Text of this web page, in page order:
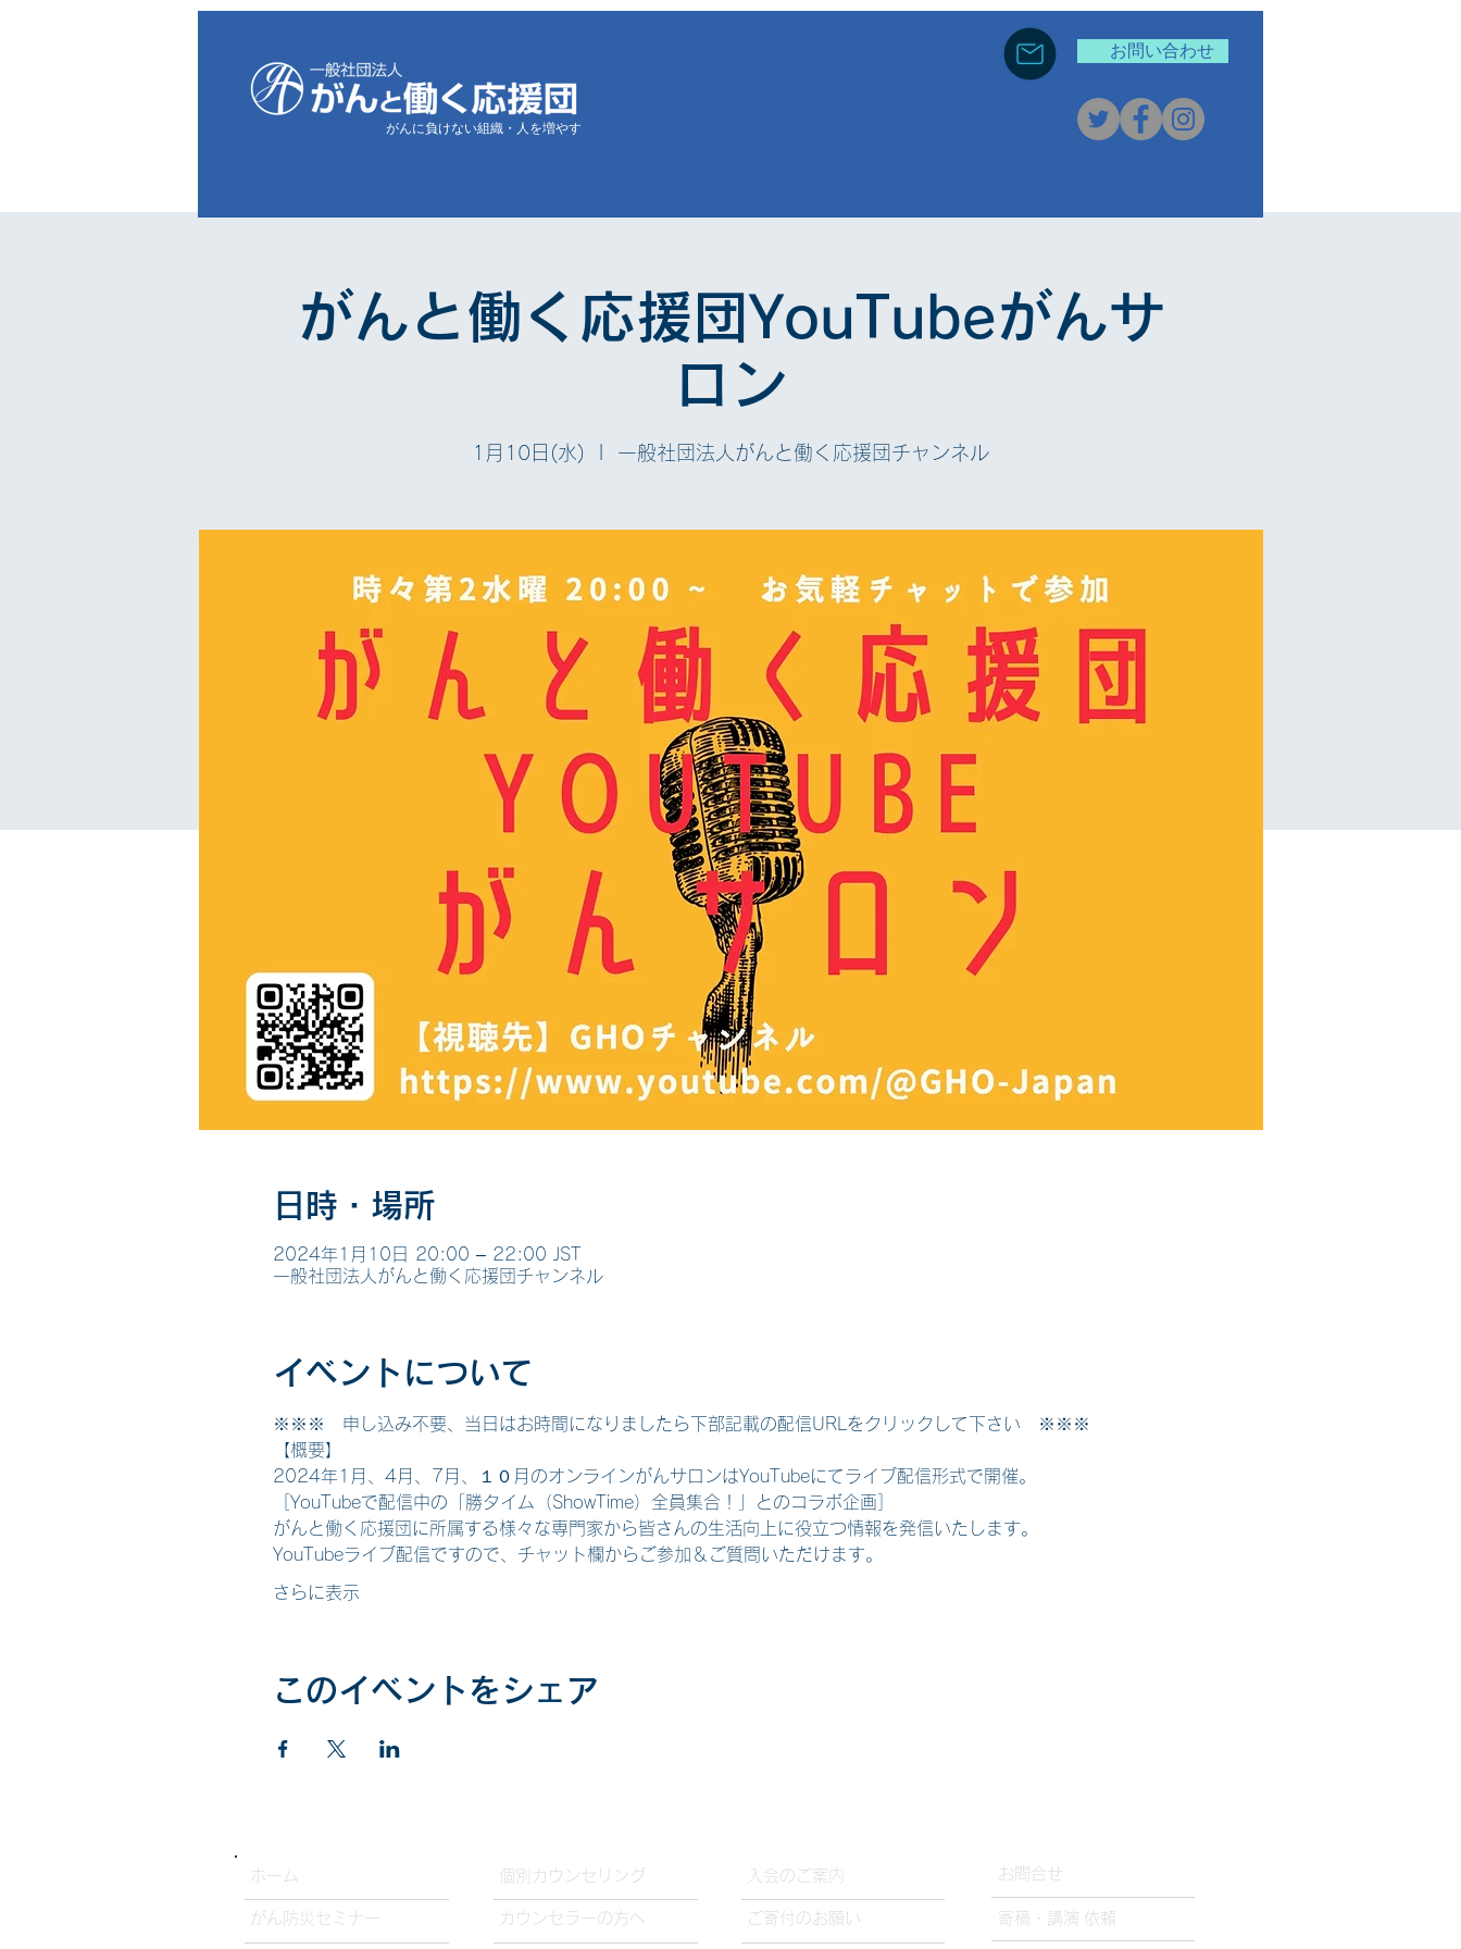
がんに負けない組織・人を増やす
お問い合わせ
がんと働く応援団YouTubeがんサ
ロン
1月10日(水) 一般社団法人がんと働く応援団チャンネル
日時・場所
2024年1月10日 20:00 – 22:00 JST
一般社団法人がんと働く応援団チャンネル
イベントについて
※※※　申し込み不要、当日はお時間になりましたら下部記載の配信URLをクリックして下さい　※※※
【概要】
2024年1月、4月、7月、１０月のオンラインがんサロンはYouTubeにてライブ配信形式で開催。
［YouTubeで配信中の「勝タイム（ShowTime）全員集合！」とのコラボ企画］
がんと働く応援団に所属する様々な専門家から皆さんの生活向上に役立つ情報を発信いたします。
YouTubeライブ配信ですので、チャット欄からご参加＆ご質問いただけます。
さらに表示
このイベントをシェア
​ホーム ​個別カウンセリング 入会のご案内 お問合せ
がん防災セミナー カウンセラーの方へ ご寄付のお願い ​寄稿・講演 依頼